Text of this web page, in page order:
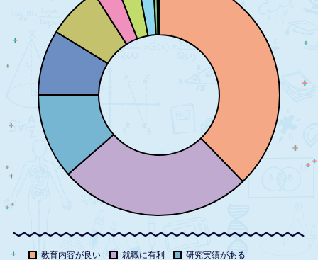
教育内容が良い 就職に有利 研究実績がある